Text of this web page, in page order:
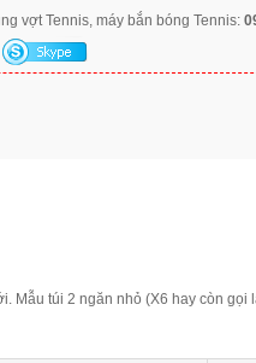
vợt Tennis, máy bắn bóng Tennis:
Mẫu túi 2 ngăn nhỏ (X6 hay còn